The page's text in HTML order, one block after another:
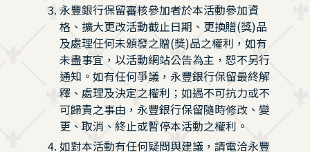
永豐銀行保留審核參加者於本活動參加資
格、擴大更改活動截止日期、更換贈(獎)品
及處理任何未頒發之贈(獎)品之權利，如有
未盡事宜，以活動網站公告為主，恕不另行
通知。如有任何爭議，永豐銀行保留最終解
釋、處理及決定之權利；如遇不可抗力或不
可歸責之事由，永豐銀行保留隨時修改、變
更、取消、終止或暫停本活動之權利。
如對本活動有任何疑問與建議，請電洽永豐